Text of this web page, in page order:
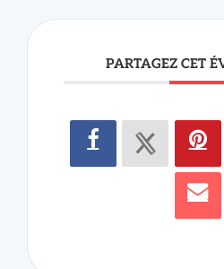
PARTAGEZ CET